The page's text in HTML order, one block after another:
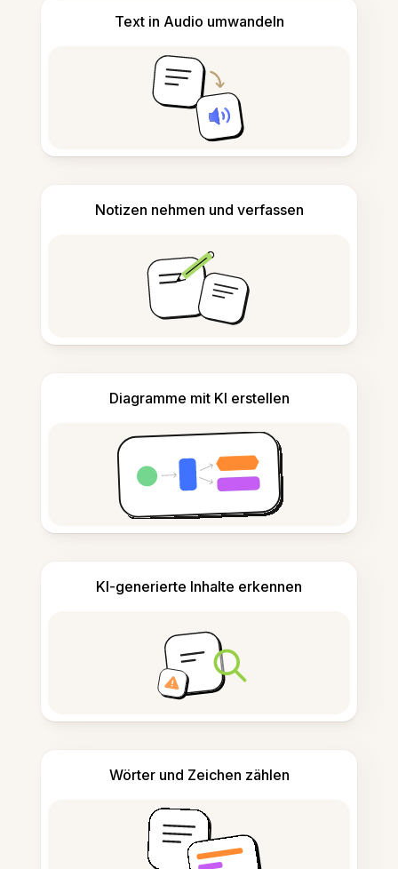
Text in Audio umwandeln
Notizen nehmen und verfassen
Diagramme mit KI erstellen
KI-generierte Inhalte erkennen
Wörter und Zeichen zählen